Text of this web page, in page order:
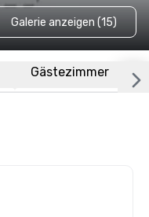
Galerie anzeigen (15)
Gästezimmer